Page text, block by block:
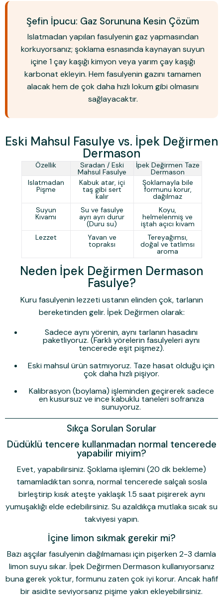
Şefin İpucu: Gaz Sorununa Kesin Çözüm
Islatmadan yapılan fasulyenin gaz yapmasından
korkuyorsanız; şoklama esnasında kaynayan suyun
içine 1 çay kaşığı kimyonveyayarım çay kaşığı
karbonat ekleyin. Hem fasulyenin gazını tamamen
alacak hem de çok daha hızlı lokum gibi olmasını
sağlayacaktır.
Eski Mahsul Fasulye vs. İpek Değirmen
Dermason
Özellik Sıradan / Eski
Mahsul Fasulye
İpek Değirmen Taze
Dermason
Islatmadan
Pişme
Kabuk atar, içi
taş gibi sert
kalır
Şoklamayla bile
formunu korur,
dağılmaz
Suyun
Kıvamı
Su ve fasulye
ayrı ayrı durur
(Duru su)
Koyu,
helmelenmiş ve
iştah açıcı kıvam
Lezzet
Yavan ve
topraksı
Tereyağımsı,
doğal ve tatlımsı
aroma
Neden İpek Değirmen Dermason
Fasulye?
Kuru fasulyenin lezzeti ustanın elinden çok, tarlanın
bereketinden gelir. İpek Değirmenolarak:
Sadece aynı yörenin, aynı tarlanın hasadını
paketliyoruz. (Farklı yörelerin fasulyeleri aynı
tencerede eşit pişmez).
Eski mahsul ürün satmıyoruz. Taze hasat olduğu için
çok daha hızlı pişiyor.
Kalibrasyon (boylama) işleminden geçirerek sadece
en kusursuz ve ince kabuklu taneleri sofranıza
sunuyoruz.
Sıkça Sorulan Sorular
Düdüklü tencere kullanmadan normal tencerede
yapabilir miyim?
Evet, yapabilirsiniz. Şoklama işlemini (20 dk bekleme)
tamamladıktan sonra, normal tencerede salçalı sosla
birleştirip kısık ateşte yaklaşık 1.5 saat pişirerek aynı
yumuşaklığı elde edebilirsiniz. Su azaldıkça mutlaka sıcak su
takviyesi yapın.
İçine limon sıkmak gerekir mi?
Bazı aşçılar fasulyenin dağılmaması için pişerken 2-3 damla
limon suyu sıkar. İpek Değirmen Dermason kullanıyorsanız
buna gerek yoktur, formunu zaten çok iyi korur. Ancak hafif
bir asidite seviyorsanız pişime yakın ekleyebilirsiniz.